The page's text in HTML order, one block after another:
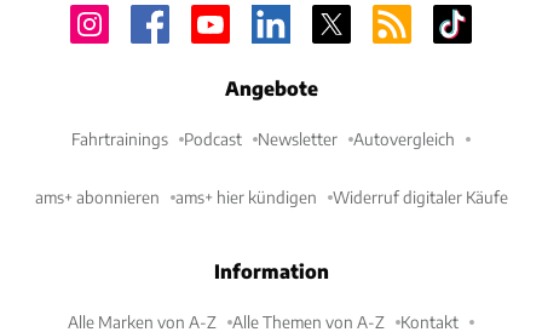
Angebote
Fahrtrainings Podcast Newsletter Autovergleich
ams+ abonnieren ams+ hier kündigen Widerruf digitaler Käufe
Information
Alle Marken von A-Z Alle Themen von A-Z Kontakt